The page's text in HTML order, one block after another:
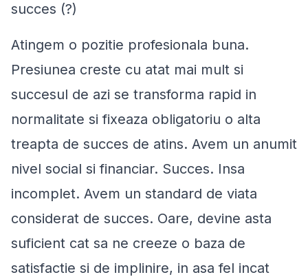
succes (?)
Atingem o pozitie profesionala buna.
Presiunea creste cu atat mai mult si
succesul de azi se transforma rapid in
normalitate si fixeaza obligatoriu o alta
treapta de succes de atins. Avem un anumit
nivel social si financiar. Succes. Insa
incomplet. Avem un standard de viata
considerat de succes. Oare, devine asta
suficient cat sa ne creeze o baza de
satisfactie si de implinire, in asa fel incat